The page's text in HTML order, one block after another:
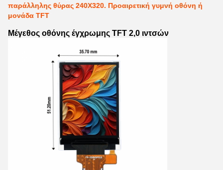
παράλληλης θύρας 240X320. Προαιρετική γυμνή οθόνη ή
μονάδα TFT
Μέγεθος οθόνης έγχρωμης TFT 2,0 ιντσών